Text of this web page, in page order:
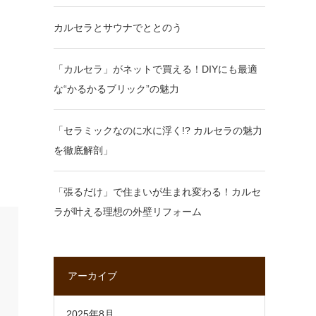
カルセラとサウナでととのう
「カルセラ」がネットで買える！DIYにも最適
な“かるかるブリック”の魅力
「セラミックなのに水に浮く!? カルセラの魅力
を徹底解剖」
「張るだけ」で住まいが生まれ変わる！カルセ
ラが叶える理想の外壁リフォーム
アーカイブ